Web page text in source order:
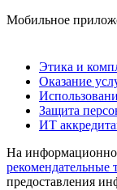
Мобильное
Этика и
Оказание
Защита
ИТ
На
рекомендательные
предоставления